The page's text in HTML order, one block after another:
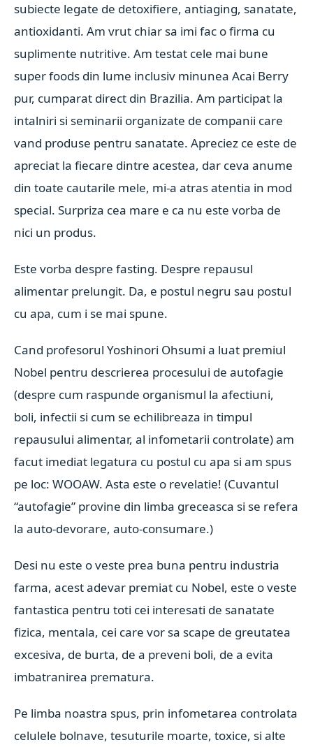
subiecte legate de detoxifiere, antiaging, sanatate,
antioxidanti. Am vrut chiar sa imi fac o firma cu
suplimente nutritive. Am testat cele mai bune
super foods din lume inclusiv minunea Acai Berry
pur, cumparat direct din Brazilia. Am participat la
intalniri si seminarii organizate de companii care
vand produse pentru sanatate. Apreciez ce este de
apreciat la fiecare dintre acestea, dar ceva anume
din toate cautarile mele, mi-a atras atentia in mod
special. Surpriza cea mare e ca nu este vorba de
nici un produs.
Este vorba despre fasting. Despre repausul
alimentar prelungit. Da, e postul negru sau postul
cu apa, cum i se mai spune.
Cand profesorul Yoshinori Ohsumi a luat premiul
Nobel pentru descrierea procesului de autofagie
(despre cum raspunde organismul la afectiuni,
boli, infectii si cum se echilibreaza in timpul
repausului alimentar, al infometarii controlate) am
facut imediat legatura cu postul cu apa si am spus
pe loc: WOOAW. Asta este o revelatie! (Cuvantul
“autofagie” provine din limba greceasca si se refera
la auto-devorare, auto-consumare.)
Desi nu este o veste prea buna pentru industria
farma, acest adevar premiat cu Nobel, este o veste
fantastica pentru toti cei interesati de sanatate
fizica, mentala, cei care vor sa scape de greutatea
excesiva, de burta, de a preveni boli, de a evita
imbatranirea prematura.
Pe limba noastra spus, prin infometarea controlata
celulele bolnave, tesuturile moarte, toxice, si alte